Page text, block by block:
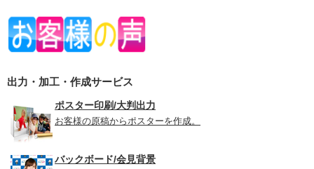
出力・加工・作成サービス
ポスター印刷/大判出力
お客様の原稿からポスターを作成。
バックボード/会見背景